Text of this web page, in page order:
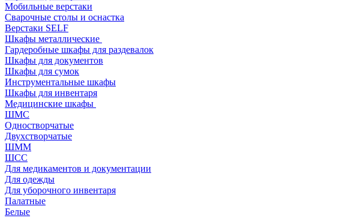
Мобильные верстаки
Сварочные столы и оснастка
Верстаки SELF
Шкафы металлические
Гардеробные шкафы для раздевалок
Шкафы для документов
Шкафы для сумок
Инструментальные шкафы
Шкафы для инвентаря
Медицинские шкафы
ШМС
Одностворчатые
Двухстворчатые
ШММ
ШСС
Для медикаментов и документации
Для одежды
Для уборочного инвентаря
Палатные
Белые